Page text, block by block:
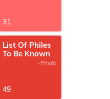
31
List Of Philes
To Be Known
-Privát
49